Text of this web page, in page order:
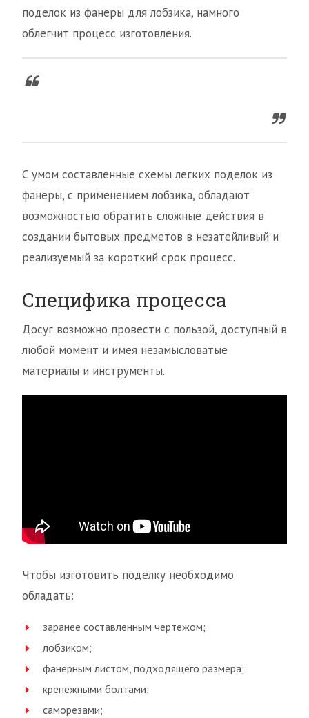
поделок из фанеры для лобзика, намного
облегчит процесс изготовления.
С умом составленные схемы легких поделок из
фанеры, с применением лобзика, обладают
возможностью обратить сложные действия в
создании бытовых предметов в незатейливый и
реализуемый за короткий срок процесс.
Специфика процесса
Досуг возможно провести с пользой, доступный в
любой момент и имея незамысловатые
материалы и инструменты.
Чтобы изготовить поделку необходимо
обладать:
заранее составленным чертежом;
лобзиком;
фанерным листом, подходящего размера;
крепежными болтами;
саморезами;